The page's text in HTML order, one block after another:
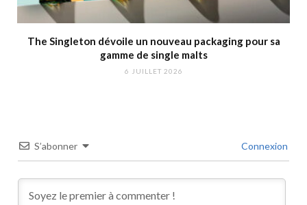
The Singleton dévoile un nouveau packaging pour sa
gamme de single malts
6 JUILLET 2026
S’abonner Connexion